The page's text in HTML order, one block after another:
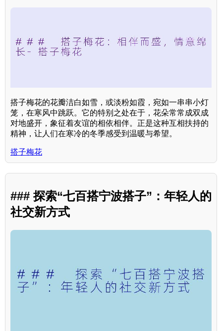
搭子梅花的花瓣洁白如雪，或淡粉如霞，宛如一串串小灯
笼，在寒风中跳跃。它的特别之处在于，花朵常常成双成
对地盛开，象征着友谊的相依相伴。正是这种互相扶持的
精神，让人们在寒冷的冬季感受到温暖与希望。
搭子梅花
### 探索“七百搭宁波搭子”：年轻人的
社交新方式